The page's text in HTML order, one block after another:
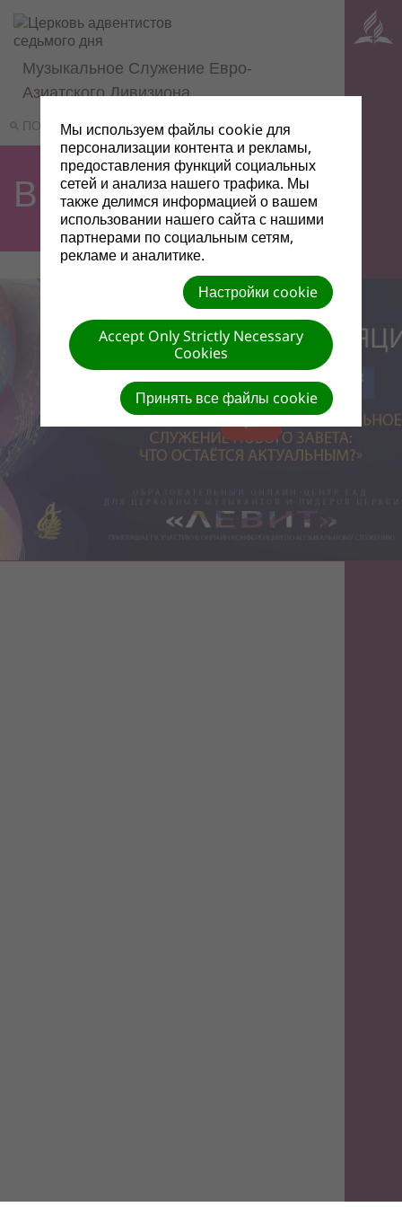
ПОИСК МЕНЮ
Музыкальное Служение Евро-
Азиатского Дивизиона
Видео | Левит
Мы используем файлы cookie для
персонализации контента и рекламы,
предоставления функций социальных
сетей и анализа нашего трафика. Мы
также делимся информацией о вашем
использовании нашего сайта с нашими
партнерами по социальным сетям,
рекламе и аналитике.
Настройки cookie
Accept Only Strictly Necessary
Cookies
Принять все файлы cookie